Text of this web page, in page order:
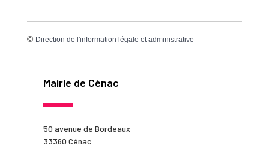
© Direction de l'information légale et administrative
Mairie de Cénac
50 avenue de Bordeaux
33360 Cénac